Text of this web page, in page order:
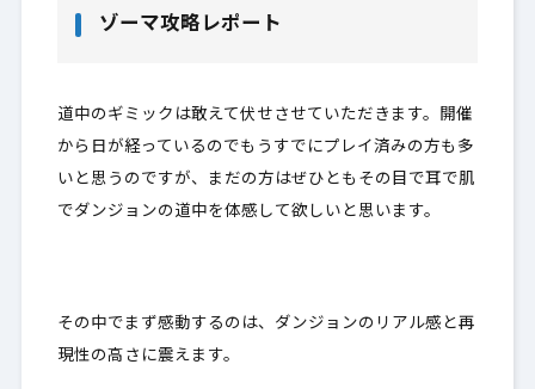
ゾーマ攻略レポート
道中のギミックは敢えて伏せさせていただきます。開催
から日が経っているのでもうすでにプレイ済みの方も多
いと思うのですが、まだの方はぜひともその目で耳で肌
でダンジョンの道中を体感して欲しいと思います。
その中でまず感動するのは、ダンジョンのリアル感と再
現性の高さに震えます。